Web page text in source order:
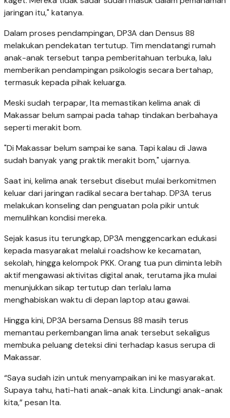
jaringan itu," katanya.
Dalam proses pendampingan, DP3A dan Densus 88
melakukan pendekatan tertutup. Tim mendatangi rumah
anak-anak tersebut tanpa pemberitahuan terbuka, lalu
memberikan pendampingan psikologis secara bertahap,
termasuk kepada pihak keluarga.
Meski sudah terpapar, Ita memastikan kelima anak di
Makassar belum sampai pada tahap tindakan berbahaya
seperti merakit bom.
"Di Makassar belum sampai ke sana. Tapi kalau di Jawa
sudah banyak yang praktik merakit bom," ujarnya.
Saat ini, kelima anak tersebut disebut mulai berkomitmen
keluar dari jaringan radikal secara bertahap. DP3A terus
melakukan konseling dan penguatan pola pikir untuk
memulihkan kondisi mereka.
Sejak kasus itu terungkap, DP3A menggencarkan edukasi
kepada masyarakat melalui roadshow ke kecamatan,
sekolah, hingga kelompok PKK. Orang tua pun diminta lebih
aktif mengawasi aktivitas digital anak, terutama jika mulai
menunjukkan sikap tertutup dan terlalu lama
menghabiskan waktu di depan laptop atau gawai.
Hingga kini, DP3A bersama Densus 88 masih terus
memantau perkembangan lima anak tersebut sekaligus
membuka peluang deteksi dini terhadap kasus serupa di
Makassar.
“Saya sudah izin untuk menyampaikan ini ke masyarakat.
Supaya tahu, hati-hati anak-anak kita. Lindungi anak-anak
kita,” pesan Ita.